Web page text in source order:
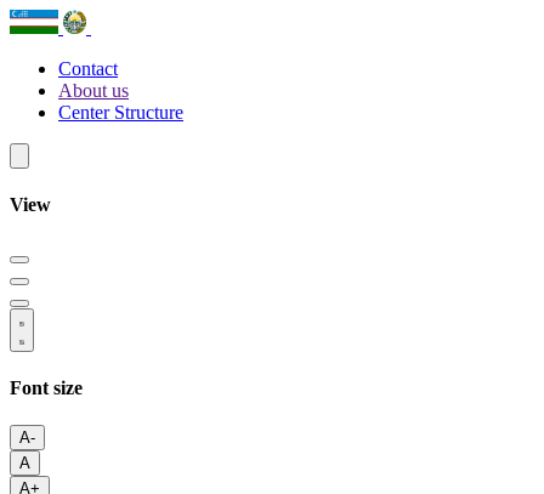
Contact
About us
Center Structure
View
Font size
A-
A
A+